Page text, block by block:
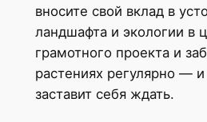
вносите свой вклад в
ландшафта и экологии в
грамотного проекта и
растениях регулярно — и
заставит себя ждать.